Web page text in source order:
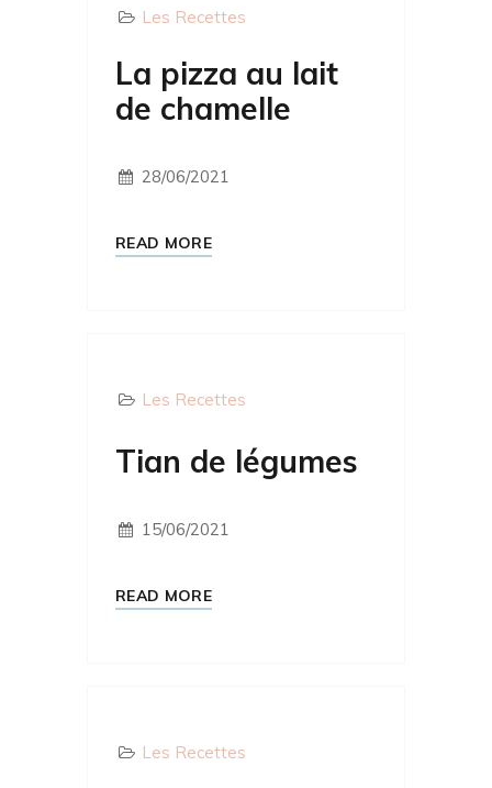
Les Recettes
La pizza au lait
de chamelle
28/06/2021
READ MORE
Les Recettes
Tian de légumes
15/06/2021
READ MORE
Les Recettes